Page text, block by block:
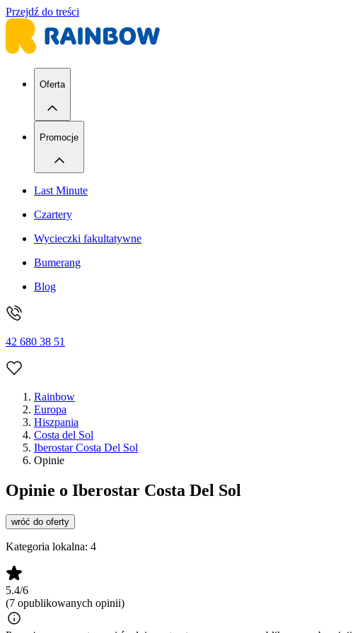
Przejdź do treści
Oferta
Promocje
Last Minute
Czartery
Wycieczki fakultatywne
Bumerang
Blog
42 680 38 51
Rainbow
Europa
Hiszpania
Costa del Sol
Iberostar Costa Del Sol
Opinie
Opinie o Iberostar Costa Del Sol
wróć do oferty
Kategoria lokalna: 4
5.4/6
(7 opublikowanych opinii)